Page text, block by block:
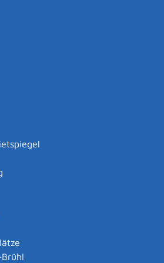
Erwerb der Grundqualifikation:
zuständige IHK Baden-
zur beschleunigten
Besuch einer
in den Führerschein: die für
Führerscheinstelle
ist,
Stadtkreis wohnen: die
Landkreis wohnen: das
Reutlingen